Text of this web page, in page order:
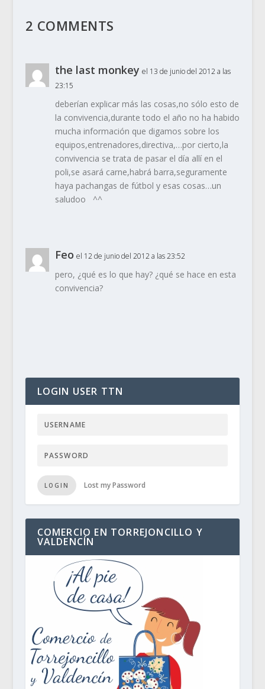
2 COMMENTS
the last monkey el 13 de junio del 2012 a las
23:15
deberían explicar más las cosas,no sólo esto de
la convivencia,durante todo el año no ha habido
mucha información que digamos sobre los
equipos,entrenadores,directiva,…por cierto,la
convivencia se trata de pasar el día allí en el
poli,se asará carne,habrá barra,seguramente
haya pachangas de fútbol y esas cosas…un
saludoo ^^
Feo el 12 de junio del 2012 a las 23:52
pero, ¿qué es lo que hay? ¿qué se hace en esta
convivencia?
LOGIN USER TTN
LOGIN Lost my Password
COMERCIO EN TORREJONCILLO Y
VALDENCÍN